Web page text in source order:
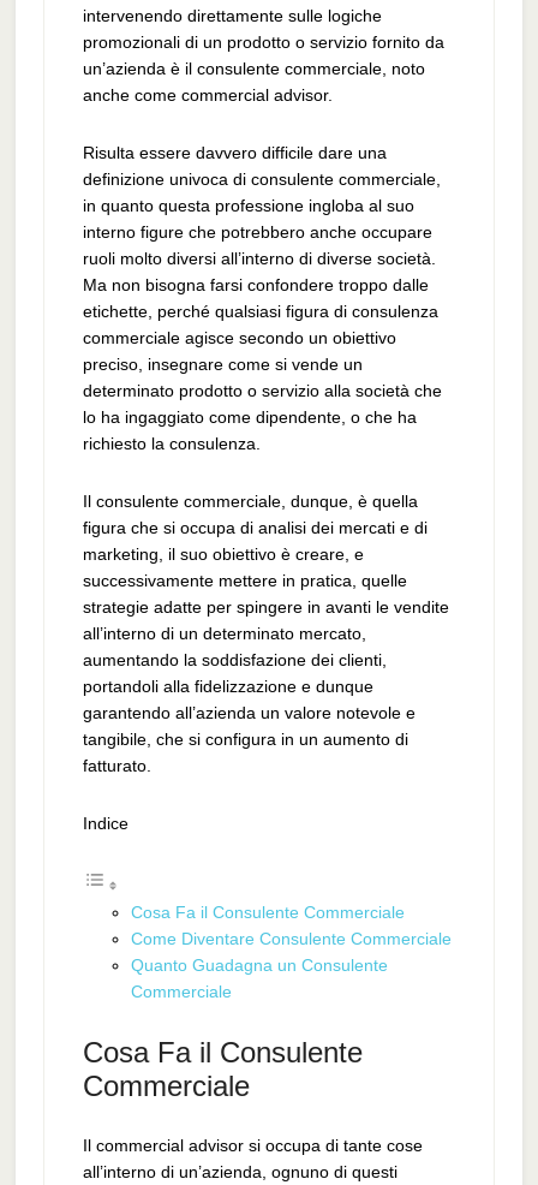
intervenendo direttamente sulle logiche
promozionali di un prodotto o servizio fornito da
un’azienda è il consulente commerciale, noto
anche come commercial advisor.
Risulta essere davvero difficile dare una
definizione univoca di consulente commerciale,
in quanto questa professione ingloba al suo
interno figure che potrebbero anche occupare
ruoli molto diversi all’interno di diverse società.
Ma non bisogna farsi confondere troppo dalle
etichette, perché qualsiasi figura di consulenza
commerciale agisce secondo un obiettivo
preciso, insegnare come si vende un
determinato prodotto o servizio alla società che
lo ha ingaggiato come dipendente, o che ha
richiesto la consulenza.
Il consulente commerciale, dunque, è quella
figura che si occupa di analisi dei mercati e di
marketing, il suo obiettivo è creare, e
successivamente mettere in pratica, quelle
strategie adatte per spingere in avanti le vendite
all’interno di un determinato mercato,
aumentando la soddisfazione dei clienti,
portandoli alla fidelizzazione e dunque
garantendo all’azienda un valore notevole e
tangibile, che si configura in un aumento di
fatturato.
Indice
Cosa Fa il Consulente Commerciale
Come Diventare Consulente Commerciale
Quanto Guadagna un Consulente
Commerciale
Cosa Fa il Consulente
Commerciale
Il commercial advisor si occupa di tante cose
all’interno di un’azienda, ognuno di questi